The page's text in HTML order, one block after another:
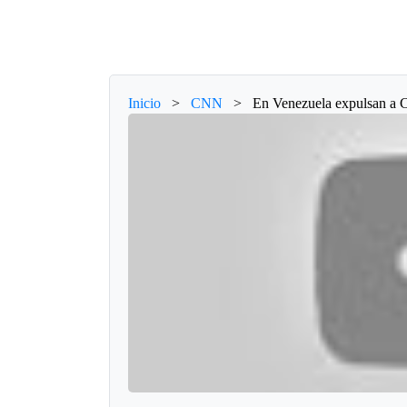
Inicio > CNN > En Venezuela expulsan a